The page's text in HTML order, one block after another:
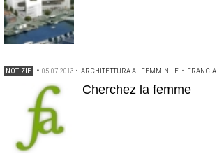
NOTIZIE • 05.07.2013 • ARCHITETTURA AL FEMMINILE • FRANCIA
Cherchez la femme